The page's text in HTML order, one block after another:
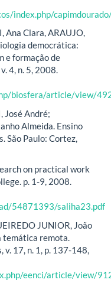
index.php/
Ana Clara, ARAUJO,
democrática:
e formação de
4, n. 5, 2008.
biosfera/article/view/
José André;
Almeida. Ensino
São Paulo: Cortez,
on practical work
p. 1-9, 2008.
54871393/saliha23.pdf
JUNIOR, João
temática remota.
v. 17, n. 1, p. 137-148,
eenci/article/view/